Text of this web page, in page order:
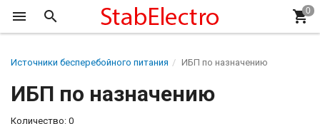
Источники бесперебойного питания ИБП по назначению
ИБП по назначению
Количество: 0